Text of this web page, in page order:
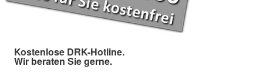
Kostenlose DRK-Hotline.
Wir beraten Sie gerne.